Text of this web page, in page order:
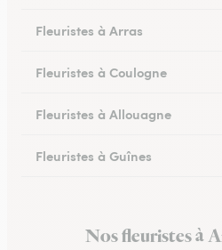
Fleuristes à Arras
Fleuristes à Coulogne
Fleuristes à Allouagne
Fleuristes à Guînes
Fleuristes à Rang-du-Fliers
Nos fleuristes à